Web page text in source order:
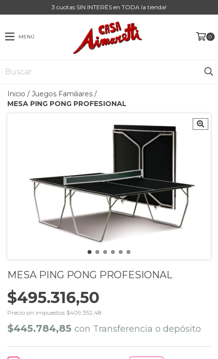
3 cuotas SIN INTERÉS en TODA la tienda!
MENÚ 0
Inicio / Juegos Familiares /
MESA PING PONG PROFESIONAL
MESA PING PONG PROFESIONAL
$495.316,50
Precio sin impuestos $409.352,48
$445.784,85 con Transferencia o depósito